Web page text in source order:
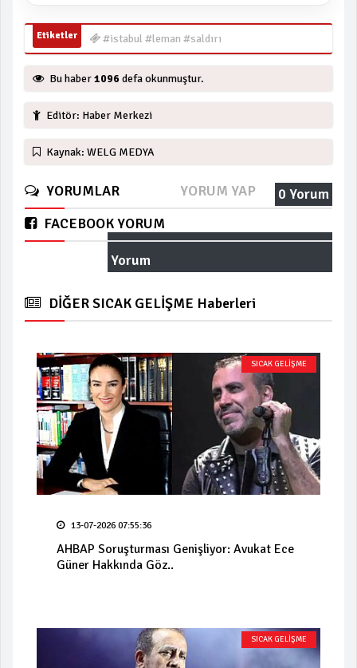
Etiketler #istabul #leman #saldırı
Bu haber1096 defa okunmuştur.
Editör: Haber Merkezi
Kaynak: WELG MEDYA
YORUMLAR 0 Yorum
YORUM YAP
FACEBOOK YORUM
Yorum
DİĞER SICAK GELİŞME Haberleri
SICAK GELİŞME
13-07-2026 07:55:36
AHBAP Soruşturması Genişliyor: Avukat Ece
Güner Hakkında Göz..
SICAK GELİŞME